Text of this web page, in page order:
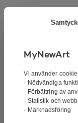
Din e-postadress
Ämne
MyNewArt
Vi använder
- Nödvändiga
- Förbättring av
- Statistik och
- Marknadsföring